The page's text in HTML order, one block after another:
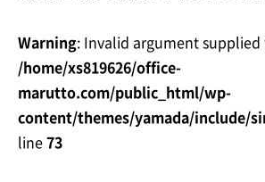
Warning: Invalid argument supplied
/home/xs819626/office-
marutto.com/public_html/wp-
content/themes/yamada/include/
line73